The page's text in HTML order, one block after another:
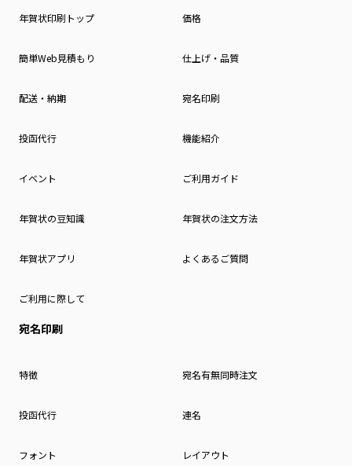
年賀状印刷トップ 価格
簡単Web見積もり 仕上げ・品質
配送・納期 宛名印刷
投函代行 機能紹介
イベント ご利用ガイド
年賀状の豆知識 年賀状の注文方法
年賀状アプリ よくあるご質問
ご利用に際して
宛名印刷
特徴 宛名有無同時注文
投函代行 連名
フォント レイアウト